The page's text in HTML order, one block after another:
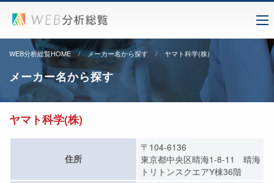
WEB分析総覧HOME メーカー名から探す ヤマト科学(株)
メーカー名から探す
ヤマト科学(株)
住所
〒104-6136
東京都中央区晴海1-8-11 晴海
トリトンスクエアY棟36階